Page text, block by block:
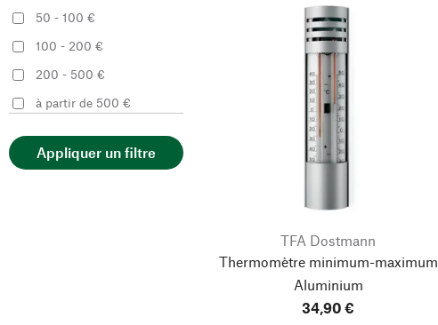
50 - 100 €
100 - 200 €
200 - 500 €
à partir de 500 €
Appliquer un filtre
TFA Dostmann
Thermomètre minimum-maximum
Aluminium
34,90 €